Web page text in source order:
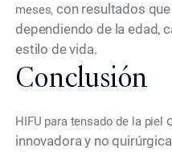
meses, con resultados
dependiendo de la edad,
estilo de vida.
Conclusión
HIFU para tensado de la piel
innovadora y no